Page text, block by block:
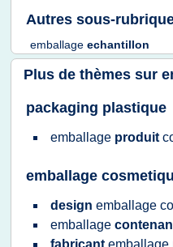
Autres sous-
emballage echantillon
Plus de thèmes sur
packaging plastique
emballage produit
emballage
design emballage
emballage
fabricant emballage